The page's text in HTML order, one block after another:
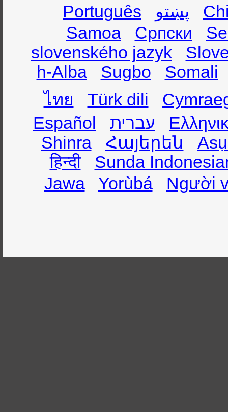
Português
پښتو
Samoa
Српски
slovenského jazyk
h-Alba
Sugbo
Somali
ไทย
Türk dili
Español
עברית
Shinra
Հայերեն
हिन्दी
Sunda
Jawa
Yorùbá Người